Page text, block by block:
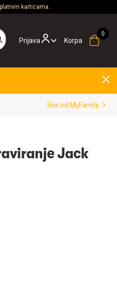
karticama.
Prijava Korpa
Sve od MyFamily
Jack